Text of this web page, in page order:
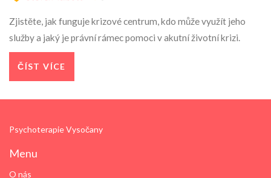
Zjistěte, jak funguje krizové centrum, kdo může využít jeho
služby a jaký je právní rámec pomoci v akutní životní krizi.
ČÍST VÍCE
Psychoterapie Vysočany
Menu
O nás